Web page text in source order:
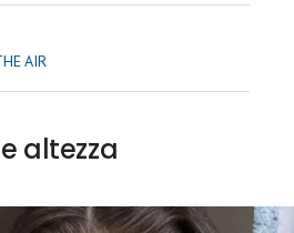
AIR
altezza